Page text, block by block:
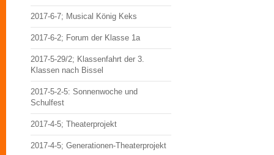
2017-6-7; Musical König Keks
2017-6-2; Forum der Klasse 1a
2017-5-29/2; Klassenfahrt der 3.
Klassen nach Bissel
2017-5-2-5: Sonnenwoche und
Schulfest
2017-4-5; Theaterprojekt
2017-4-5; Generationen-Theaterprojekt